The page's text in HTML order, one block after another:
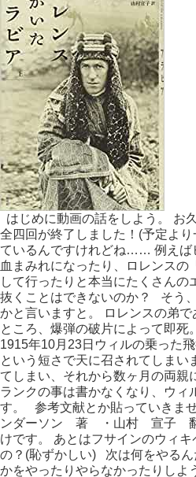
はじめに動画の話をしよう。 お
全四回が終了しました！(予定よ
ているんですけれどね…… 例えば
血まみれになったり、ロレンス
して行ったりと本当にたくさん
抜くことはできないのか？ そう
かと言いますと。 ロレンスの弟
ところ、爆弾の破片によって即
1915年10月23日ウィルの乗った
という短さで天に召されてしま
てしまい、それから数ヶ月の両
ランクの事は書かなくなり、ウ
す。 参考文献とか貼っていきま
ンダーソン 著 ・山村 宣子 翻
けです。 あとはフサインのウィ
の？(恥ずかしい) 次は何をやる
かをやったりやらなかったりしよ